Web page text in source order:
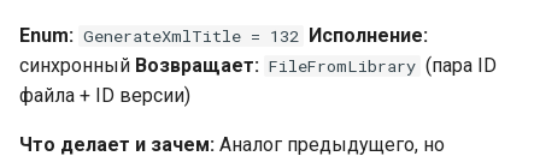
Enum: GenerateXmlTitle = 132
Исполнение:
синхронный Возвращает: FileFromLibrary (пара ID
файла + ID версии)
Что делает и зачем: Аналог предыдущего, но